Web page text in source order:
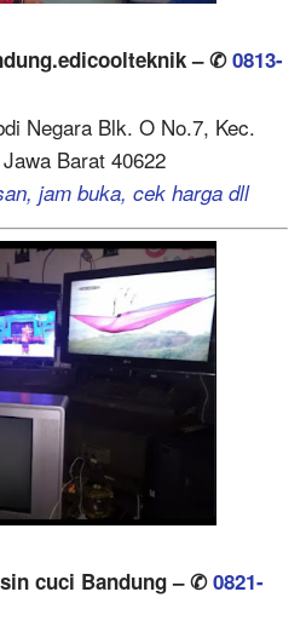
– ✆0813-
Negara Blk. O No.7, Kec.
Barat 40622
jam buka, cek harga dll
cuci Bandung – ✆0821-